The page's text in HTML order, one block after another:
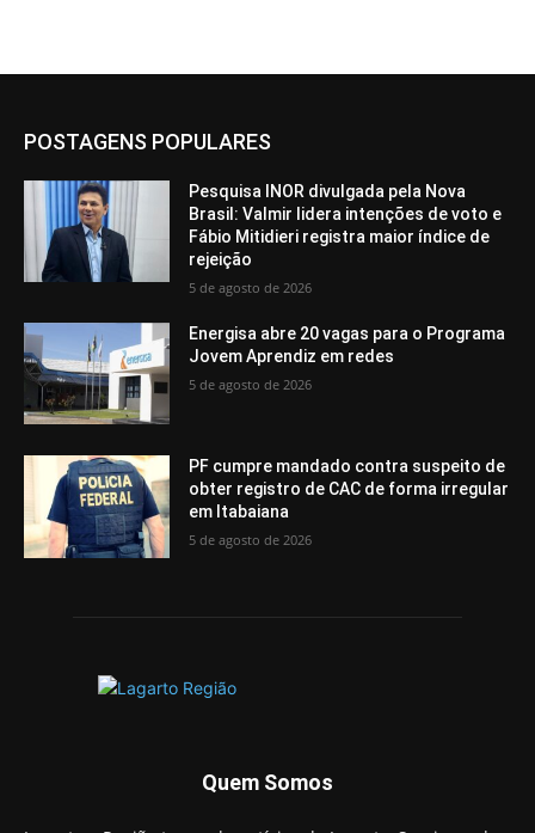
POSTAGENS POPULARES
Pesquisa INOR divulgada pela Nova
Brasil: Valmir lidera intenções de voto e
Fábio Mitidieri registra maior índice de
rejeição
5 de agosto de 2026
Energisa abre 20 vagas para o Programa
Jovem Aprendiz em redes
5 de agosto de 2026
PF cumpre mandado contra suspeito de
obter registro de CAC de forma irregular
em Itabaiana
5 de agosto de 2026
Quem Somos